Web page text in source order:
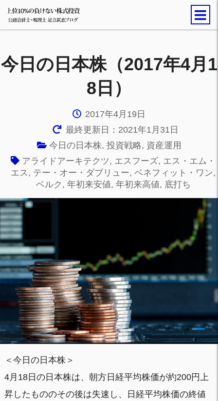
今日の日本株（2017年4月1
8日）
2017年4月19日
最終更新日：2021年1月31日
今日の日本株, 投資戦略, 資産運用
アライドアーキテクツ, エスフーズ, エス・エム・
エス, テー・オー・ダブリュー,ベネフィット・ワン,
ベルク , 年初来安値, 年初来高値, 底打ち
＜今日の日本株＞
4月18日の日本株は、朝方日経平均株価が約200円上
昇したもののその後は失速し、日経平均株価の終値